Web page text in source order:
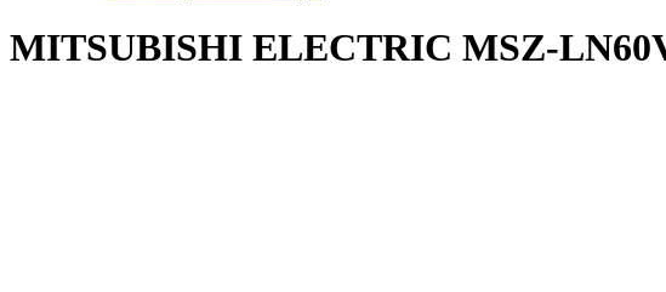
MITSUBISHI ELECTRIC MSZ-